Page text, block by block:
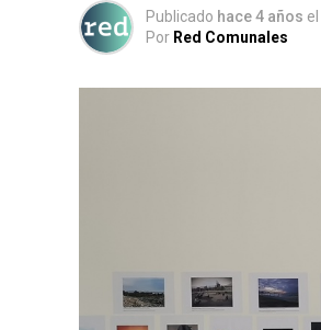
Publicado hace 4 años el
Por Red Comunales